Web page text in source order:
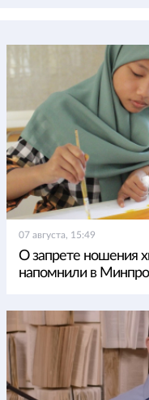
07 августа, 15:49
О запрете ношения
напомнили в